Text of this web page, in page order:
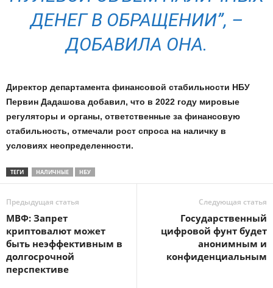
ДЕНЕГ В ОБРАЩЕНИИ”, –
ДОБАВИЛА ОНА.
Директор департамента финансовой стабильности НБУ
Первин Дадашова добавил, что в 2022 году мировые
регуляторы и органы, ответственные за финансовую
стабильность, отмечали рост спроса на наличку в
условиях неопределенности.
ТЕГИ НАЛИЧНЫЕ НБУ
Предыдущая статья
МВФ: Запрет
криптовалют может
быть неэффективным в
долгосрочной
перспективе
Следующая статья
Государственный
цифровой фунт будет
анонимным и
конфиденциальным